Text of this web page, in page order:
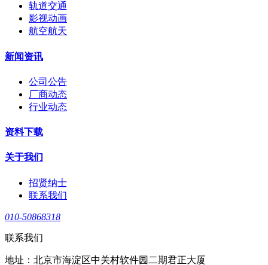
轨道交通
影视动画
航空航天
新闻资讯
公司公告
厂商动态
行业动态
资料下载
关于我们
招贤纳士
联系我们
010-50868318
联系我们
地址：北京市海淀区中关村软件园二期君正大厦